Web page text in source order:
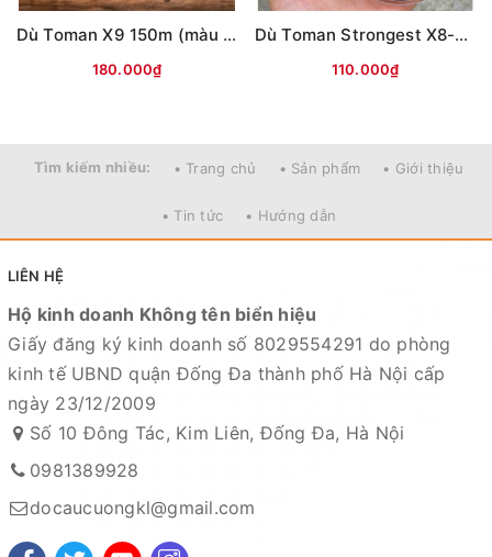
+ 2.5 ~ 0.26 mm - chịu tải 22.5 kg
+ 3.0 ~ 0.28 mm - chịu tải 24.8 kg
Dù Toman X9 150m (màu ĐỎ)
180.000₫
Dù Toman Strongest X8-100m (màu vàng)
110.000₫
Tìm kiếm nhiều: • Trang chủ • Sản phẩm • Giới thiệu
• Tin tức • Hướng dẫn
LIÊN HỆ
Hộ kinh doanh Không tên biển hiệu
Giấy đăng ký kinh doanh số 8029554291 do phòng
kinh tế UBND quận Đống Đa thành phố Hà Nội cấp
ngày 23/12/2009
Số 10 Đông Tác, Kim Liên, Đống Đa, Hà Nội
0981389928
docaucuongkl@gmail.com